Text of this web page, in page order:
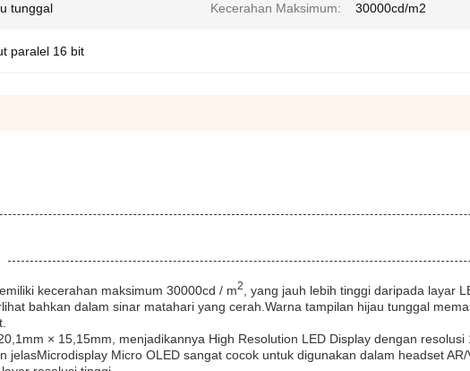
tunggal Kecerahan Maksimum: 30000cd/m2
paralel 16 bit
kecerahan maksimum 30000cd / m2
, yang jauh lebih tinggi daripada layar
bahkan dalam sinar matahari yang cerah.Warna tampilan hijau tunggal
× 15,15mm, menjadikannya High Resolution LED Display dengan resolusi
jelasMicrodisplay Micro OLED sangat cocok untuk digunakan dalam headset